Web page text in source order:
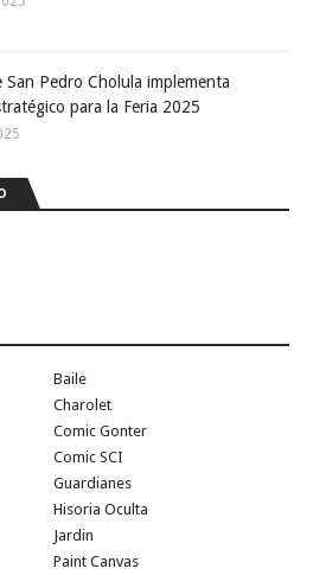
San Pedro Cholula implementa
para la Feria 2025
Baile
Charolet
Comic Gonter
Comic SCI
Guardianes
Hisoria Oculta
Jardin
Paint Canvas